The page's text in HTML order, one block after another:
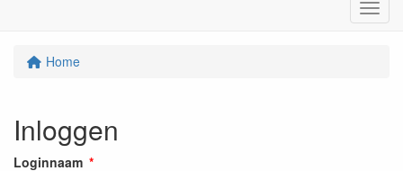
Menu
Home
Inloggen
Loginnaam